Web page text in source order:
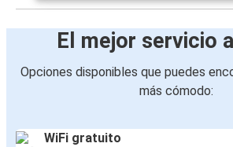
El mejor servicio
Opciones disponibles que puedes
más cómodo:
WiFi gratuito